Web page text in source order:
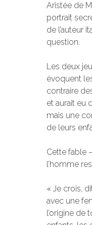
Aristée de
portrait
de l’auteur
question.
Les deux
évoquent
contraire
et aurait eu
mais une
de leurs
Cette fable
l’homme
« Je crois,
avec une
l’origine de